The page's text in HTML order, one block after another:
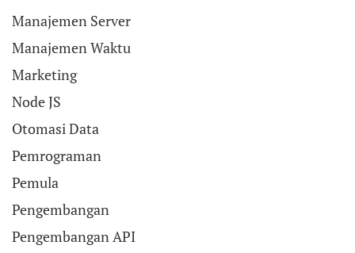
Manajemen Server
Manajemen Waktu
Marketing
Node JS
Otomasi Data
Pemrograman
Pemula
Pengembangan
Pengembangan API